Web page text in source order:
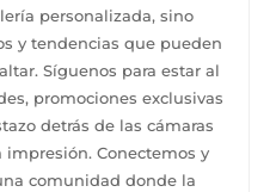
personalizada, sino
y tendencias que pueden
Síguenos para estar al
promociones exclusivas
detrás de las cámaras
Conectemos y
comunidad donde la